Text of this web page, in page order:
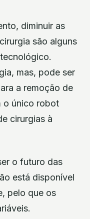
diminuir as
são alguns
mas, pode ser
a remoção de
o único robot
cirurgias à
o futuro das
está disponível
pelo que os